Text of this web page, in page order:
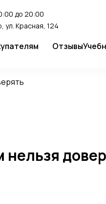
до 20:00
ул. Красная, 124
Доставка и оплата
Отзывы
нельзя